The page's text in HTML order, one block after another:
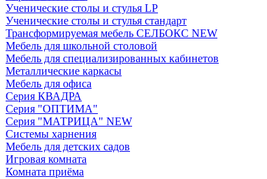
Ученические столы и стулья LP
Ученические столы и стулья стандарт
Трансформируемая мебель СЕЛБОКС NEW
Мебель для школьной столовой
Мебель для специализированных кабинетов
Металлические каркасы
Мебель для офиса
Серия КВАДРА
Серия "ОПТИМА"
Серия "МАТРИЦА" NEW
Системы харнения
Мебель для детских садов
Игровая комната
Комната приёма